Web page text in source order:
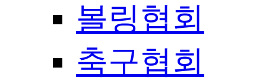
볼링협회
축구협회